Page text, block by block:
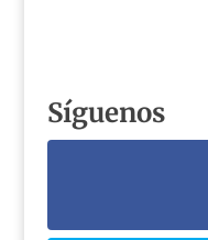
Síguenos